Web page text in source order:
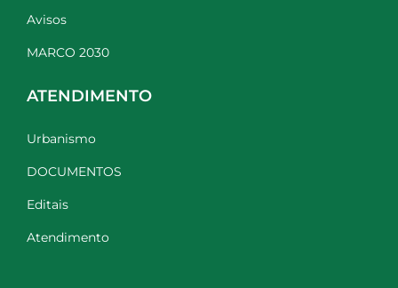
Avisos
MARCO 2030
ATENDIMENTO
Urbanismo
DOCUMENTOS
Editais
Atendimento